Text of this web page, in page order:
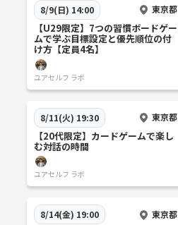
8/9(日) 14:00 東京都
【U29限定】7つの習慣ボードゲー
ムで学ぶ目標設定と優先順位の付
け方【定員4名】
ユアセルフ ラボ
8/11(火) 19:30 東京都
【20代限定】カードゲームで楽し
む対話の時間
ユアセルフ ラボ
8/14(金) 19:00 東京都